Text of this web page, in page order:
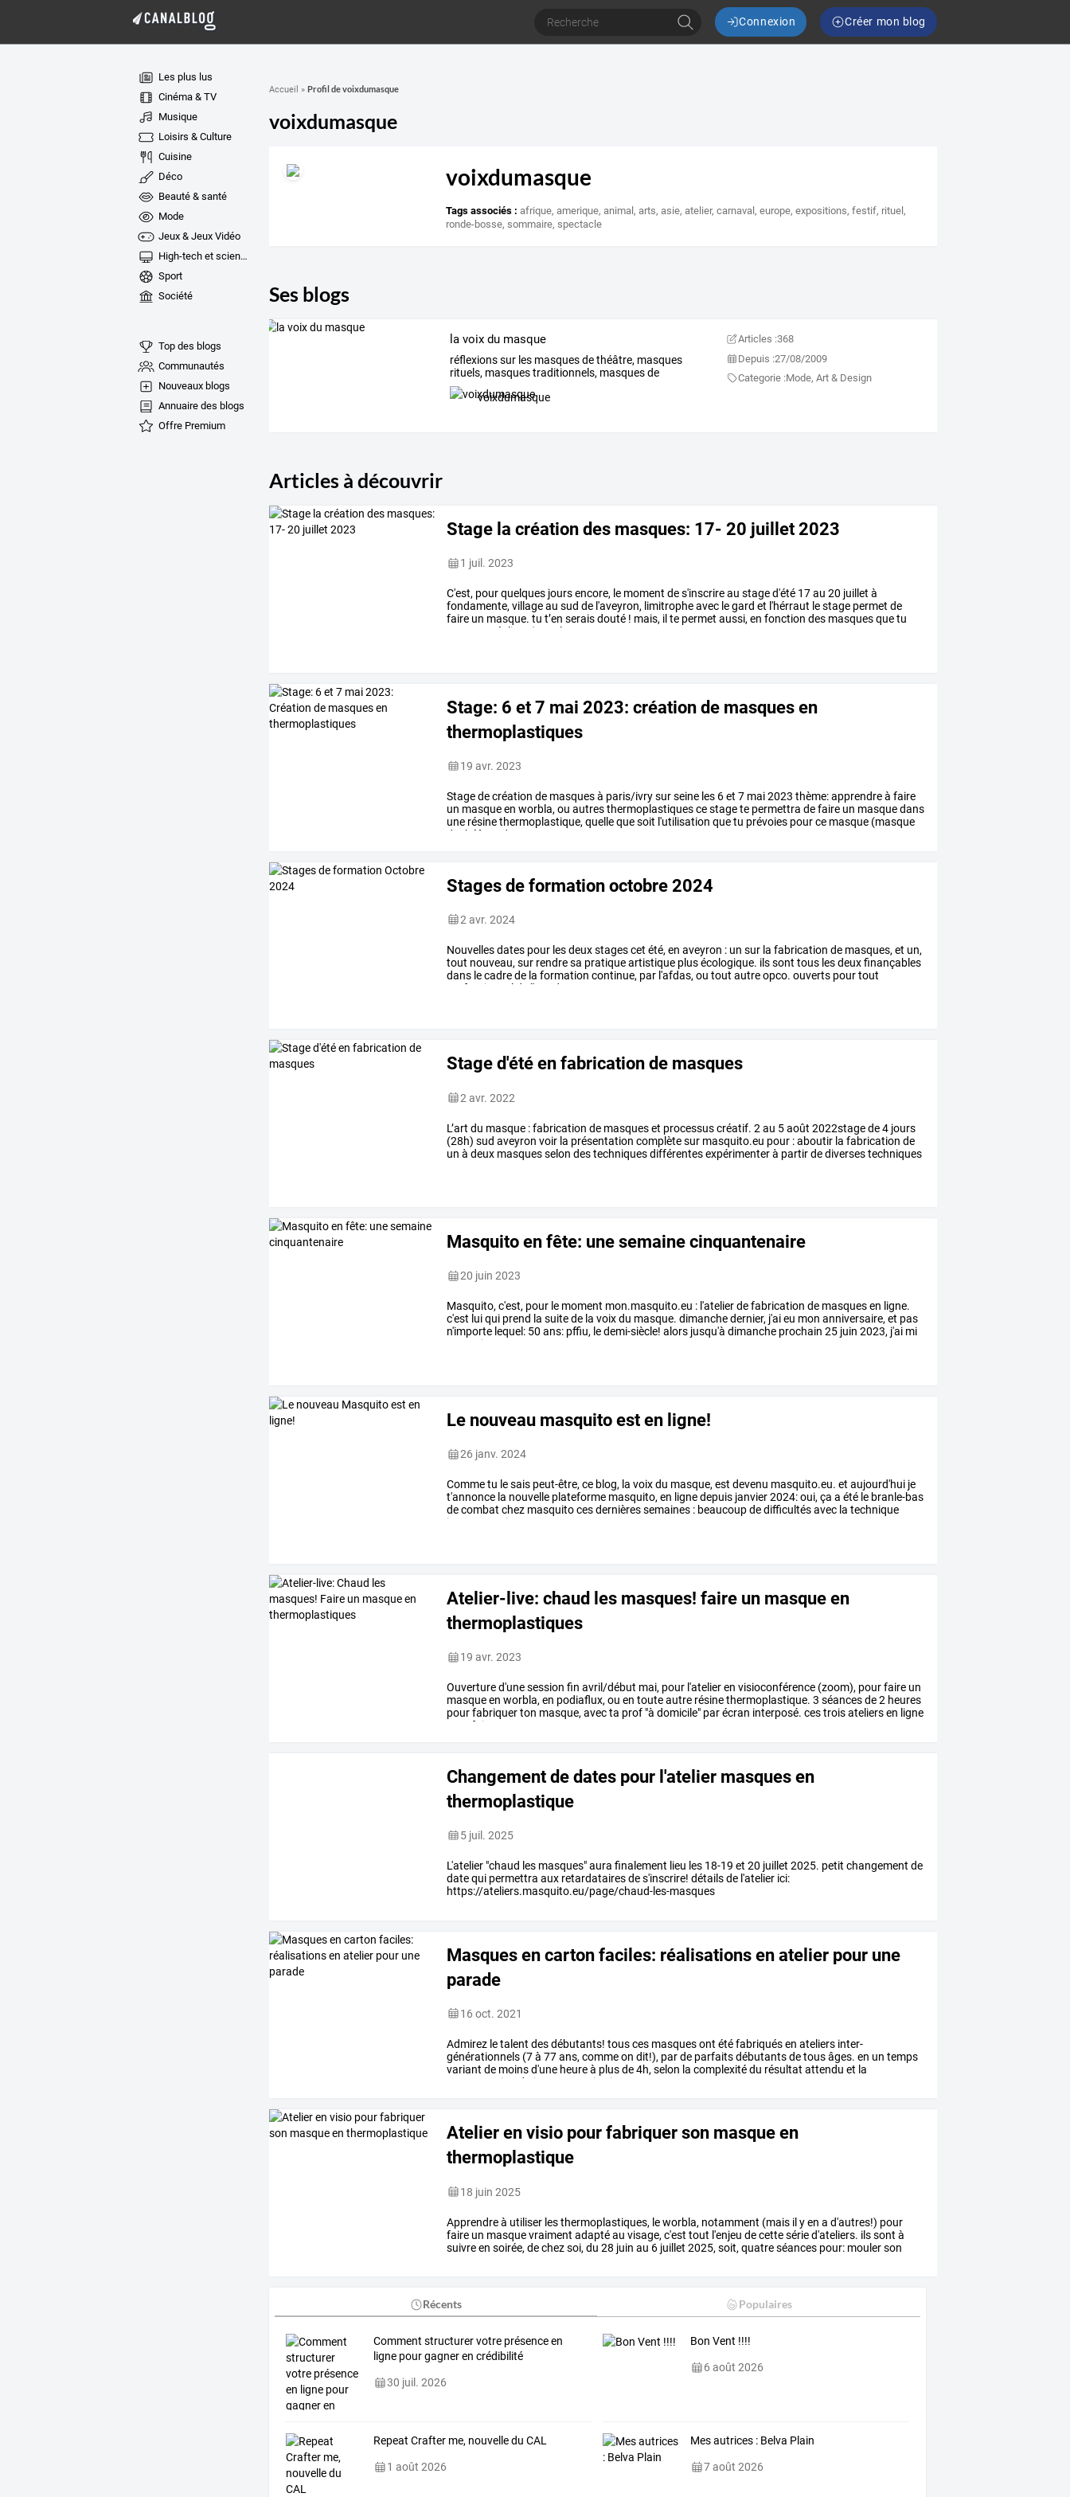
Connexion Créer mon blog
Les plus lus
Cinéma & TV
Musique
Loisirs & Culture
Cuisine
Déco
Beauté & santé
Mode
Jeux & Jeux Vidéo
High-tech et sciences
Sport
Société
Top des blogs
Communautés
Nouveaux blogs
Annuaire des blogs
Offre Premium
Accueil » Profil de voixdumasque
voixdumasque
voixdumasque
Tags associés : afrique,amerique,animal,arts,asie,atelier,carnaval,europe,expositions,festif, rituel,
ronde-bosse,sommaire,spectacle
Ses blogs
la voix du masque
réflexionssurlesmasquesdethéâtre,masques
rituels,masquestraditionnels,masquesde
carnaval
voixdumasque
Articles :368
Depuis :27/08/2009
Categorie :Mode, Art & Design
Articles à découvrir
Stage la création des masques: 17- 20 juillet 2023
1 juil. 2023
C'est, pourquelques joursencore, le moment des'inscrireau staged'été 17au 20 juillet à
fondamente, villageau sud de l'aveyron, limitropheavec legard et l'hérraut lestage permet de
faire un masque. tu t’en seraisdouté ! mais, il te permet aussi, en fonction des masquesquetu
réaliser (pour le
Stage: 6 et 7 mai 2023: création de masques en
thermoplastiques
19 avr. 2023
Stagedecréation de masquesà paris/ivrysurseine les 6et 7 mai2023 thème:apprendreà faire
un masqueen worbla, ou autresthermoplastiquescestagete permettra defaire un masquedans
une résinethermoplastique, quellequesoit l'utilisation quetu prévoies pource masque (masque
de
théâtre, de
Stages de formation octobre 2024
2 avr. 2024
Nouvellesdates pour lesdeuxstagescet été, en aveyron : un sur la fabrication de masques, et un,
tout nouveau, sur rendresa pratiqueartistique plusécologique. ilssont tous lesdeuxfinançables
dans lecadrede la formation continue, par l'afdas, ou tout autreopco. ouverts pourtout
professionnel de l'art, du
Stage d'été en fabrication de masques
2 avr. 2022
L’art du masque :fabrication de masqueset processuscréatif. 2 au 5août 2022stagede4 jours
(28h) sud aveyron voir la présentation complètesur masquito.eu pour :aboutir la fabrication de
un à deux masquesselon destechniquesdifférentesexpérimenterà partirdediversestechniques
Masquito en fête: une semaine cinquantenaire
20 juin 2023
Masquito,c'est, pour le moment mon.masquito.eu : l'atelierdefabrication de masquesen ligne.
c'est luiqui prend la suitede la voixdu masque. dimanchedernier, j'aieu mon anniversaire,et pas
n'importe lequel: 50 ans: pffiu, ledemi-siècle! alors jusqu'à dimanche prochain 25 juin 2023, j'ai mi
masquito
Le nouveau masquito est en ligne!
26 janv. 2024
Commetu lesais peut-être,ce blog, la voixdu masque,est devenu masquito.eu. et aujourd'hui je
t'annonce la nouvelle plateforme masquito,en lignedepuis janvier2024:oui,ça a été le branle-bas
decombat chez masquitocesdernièressemaines : beaucoupdedifficultésavec la technique
internet,
mais
Atelier-live: chaud les masques! faire un masque en
thermoplastiques
19 avr. 2023
Ouvertured'unesession fin avril/début mai, pour l'atelieren visioconférence (zoom), pourfaire un
masqueen worbla, en podiaflux, ou en touteautre résinethermoplastique. 3 séancesde2 heures
pourfabriquerton masque, avecta prof "à domicile" parécran interposé. cestroisateliersen ligne
faits
Changement de dates pour l'atelier masques en
thermoplastique
5 juil. 2025
L'atelier "chaud les masques" aura finalement lieu les 18-19 et 20 juillet 2025. petit changement de
date qui permettra aux retardataires de s'inscrire! détails de l'atelier ici:
https://ateliers.masquito.eu/page/chaud-les-masques
Masques en carton faciles: réalisations en atelier pour une
parade
16 oct. 2021
Admirez letalent desdébutants! tousces masquesont étéfabriquésen ateliers inter-
générationnels (7à 77ans, commeon dit!), parde parfaitsdébutantsdetousâges. en un temps
variant de moinsd'une heureà plusde4h, selon la complexitédu résultat attendu et la
concentration
du jeune moins jeune
Atelier en visio pour fabriquer son masque en
thermoplastique
18 juin 2025
Apprendreà utiliser lesthermoplastiques, leworbla, notamment (mais ilyen a d'autres!) pour
faire un masquevraiment adaptéau visage, c'est tout l'enjeu decetteséried'ateliers. ilssont à
suivreen soirée, dechezsoi, du 28 juin au 6 juillet 2025, soit, quatreséances pour: moulerson
Récents Populaires
Comment structurer votre présence en
ligne pour gagner en crédibilité
30 juil. 2026
Bon Vent !!!!
6 août 2026
Repeat Crafter me, nouvelle du CAL
1 août 2026
Mes autrices : Belva Plain
7 août 2026